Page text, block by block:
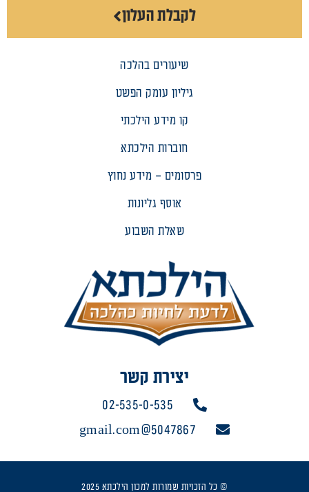
יצירת קשר
02-535-0-535
5047867@gmail.com
שיעורים בהלכה
גיליון עומק הפשט
קו מידע הילכתי
חוברות הילכתא
פרסומים – מידע נחוץ
אוסף גליונות
שאלת השבוע
לקבלת העלון
© כל הזכויות שמורות למכון הילכתא 2025